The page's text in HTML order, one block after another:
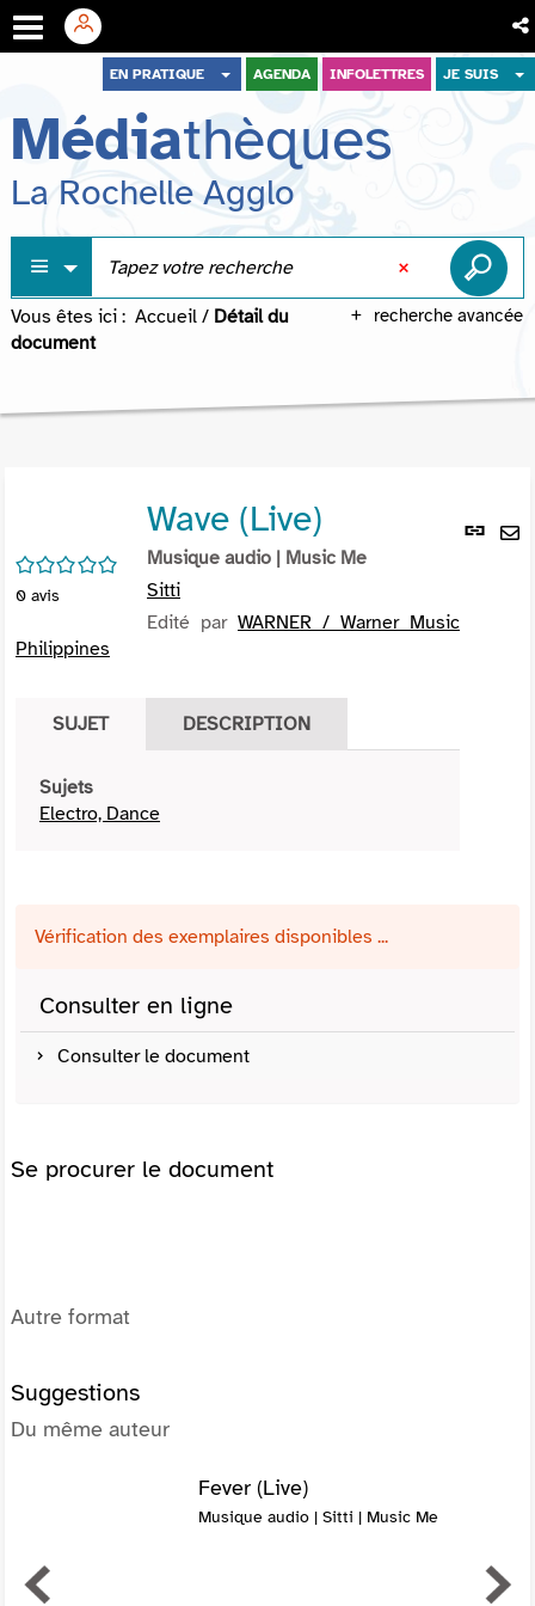
menu
contenu
recherche
EN PRATIQUE AGENDA INFOLETTRES JE SUIS
Médiathèques
La Rochelle Agglo
recherche avancée
Vous êtes ici : Accueil / Détail du
document
Lien
/5
0 avis
Wave (Live)
Musique audio | Music Me
Sitti
Edité par WARNER / Warner Music
Philippines
SUJET DESCRIPTION
Sujets
Electro, Dance
Vérification des exemplaires disponibles ...
Consulter en ligne
Consulter le document
Se procurer le document
Autre format
Suggestions
Du même auteur
Fever (Live)
Musique audio | Sitti | Music Me